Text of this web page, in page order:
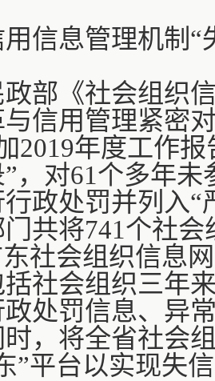
息管理机制“
《社会组织信
信用管理紧密
2019年度工作
，对61个多年
政处罚并列入
共将741个社
社会组织信息
社会组织三年
处罚信息、异
，将全省社会
”平台以实现失